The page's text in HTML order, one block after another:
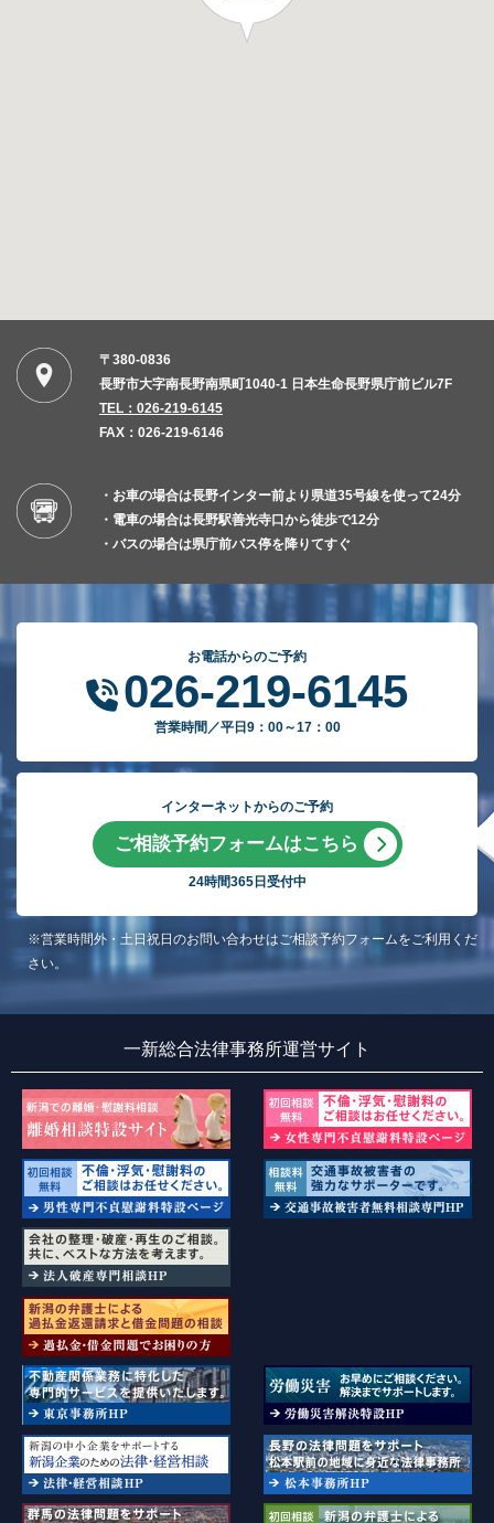
〒380-0836
長野市大字南長野南県町1040-1 日本生命長野県庁前ビル7F
TEL：026-219-6145
FAX：026-219-6146
・お車の場合は長野インター前より県道35号線を使って24分
・電車の場合は長野駅善光寺口から徒歩で12分
・バスの場合は県庁前バス停を降りてすぐ
お電話からのご予約
026-219-6145
営業時間／平日9：00～17：00
インターネットからのご予約
ご相談予約フォームはこちら
24時間365日受付中
※営業時間外・土日祝日のお問い合わせはご相談予約フォームをご利用くだ
さい。
一新総合法律事務所運営サイト